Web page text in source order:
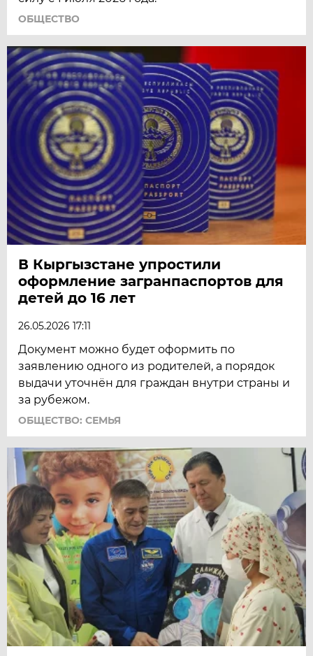
ОБЩЕСТВО
В Кыргызстане упростили
оформление загранпаспортов для
детей до 16 лет
26.05.2026 17:11
Документ можно будет оформить по
заявлению одного из родителей, а порядок
выдачи уточнён для граждан внутри страны и
за рубежом.
ОБЩЕСТВО: СЕМЬЯ